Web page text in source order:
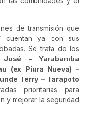
de transmisión que
cuentan ya con sus
Se trata de los
– Yarabamba
(ex Piura Nueva) –
Terry – Tarapoto
prioritarias para
y mejorar la seguridad